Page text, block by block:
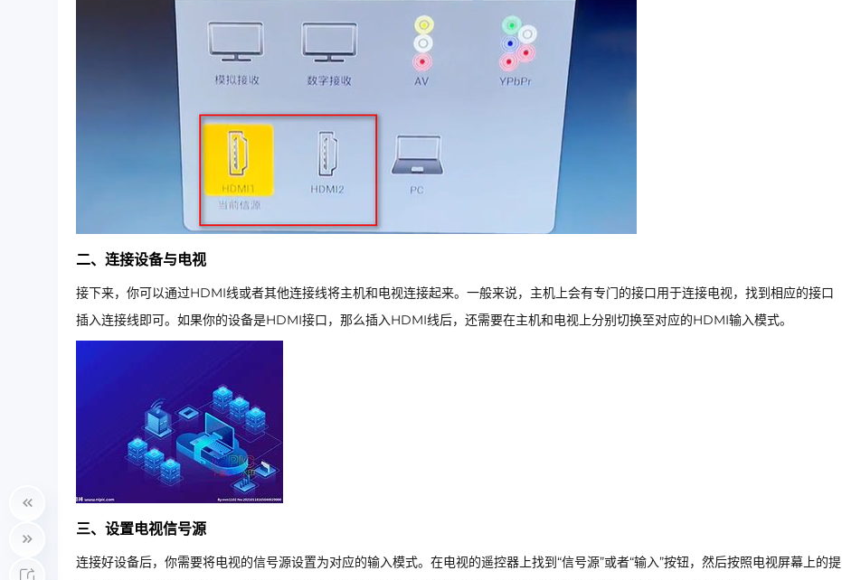
二、连接设备与电视
接下来，你可以通过HDMI线或者其他连接线将主机和电视连接起来。一般来说，主机上会有专门的接口用于连接电视，找到相应的接口
插入连接线即可。如果你的设备是HDMI接口，那么插入HDMI线后，还需要在主机和电视上分别切换至对应的HDMI输入模式。
三、设置电视信号源
连接好设备后，你需要将电视的信号源设置为对应的输入模式。在电视的遥控器上找到“信号源”或者“输入”按钮，然后按照电视屏幕上的提